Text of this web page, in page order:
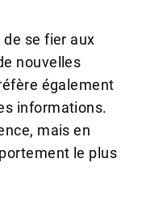
se fier aux
nouvelles
également
informations.
mais en
le plus